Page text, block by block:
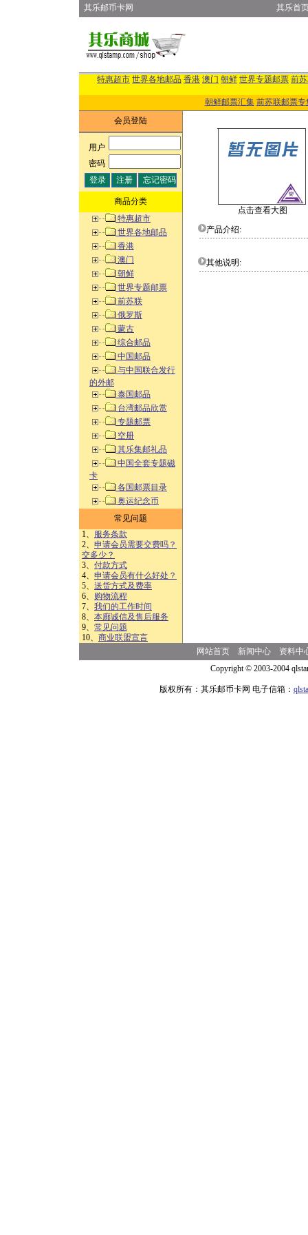
其乐邮币卡网 其乐首
特惠超市 世界各地邮品 香港 澳门 朝鲜 世界专题邮票 前
朝鲜邮票汇集 前苏联邮票专
会员登陆
用户:
密码:
商品分类
特惠超市
世界各地邮品
香港
澳门
朝鲜
世界专题邮票
前苏联
俄罗斯
蒙古
综合邮品
中国邮品
与中国联合发行
的外邮
泰国邮品
台湾邮品欣赏
专题邮票
空册
其乐集邮礼品
中国全套专题磁
卡
各国邮票目录
奥运纪念币
常见问题
1、 服务条款
2、 申请会员需要交费吗？
交多少？
3、 付款方式
4、 申请会员有什么好处？
5、 送货方式及费率
6、 购物流程
7、 我们的工作时间
8、 本廊诚信及售后服务
9、 常见问题
10、 商业联盟宣言
点击查看大图
产品介绍:
其他说明:
网站首页 新闻中心
资料中
Copyright © 2003-2004
版权所有：其乐邮币卡网 电子信箱：